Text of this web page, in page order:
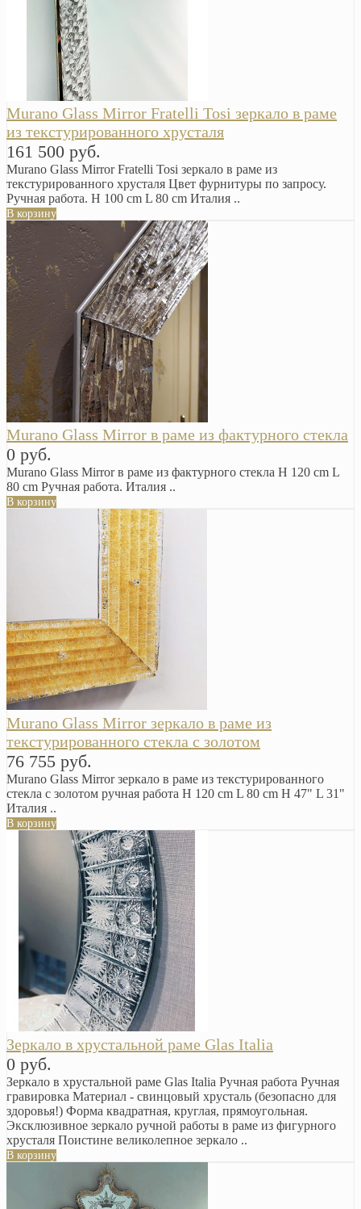
Murano Glass Mirror Fratelli Tosi зеркало в раме
из текстурированного хрусталя
161 500 руб.
Murano Glass Mirror Fratelli Tosi зеркало в раме из
текстурированного хрусталя Цвет фурнитуры по запросу.
Ручная работа. H 100 cm L 80 cm Италия ..
В корзину
Murano Glass Mirror в раме из фактурного стекла
0 руб.
Murano Glass Mirror в раме из фактурного стекла H 120 cm L
80 cm Ручная работа. Италия ..
В корзину
Murano Glass Mirror зеркало в раме из
текстурированного стекла с золотом
76 755 руб.
Murano Glass Mirror зеркало в раме из текстурированного
стекла с золотом ручная работа H 120 cm L 80 cm H 47" L 31"
Италия ..
В корзину
Зеркало в хрустальной раме Glas Italia
0 руб.
Зеркало в хрустальной раме Glas Italia Ручная работа Ручная
гравировка Материал - свинцовый хрусталь (безопасно для
здоровья!) Форма квадратная, круглая, прямоугольная.
Эксклюзивное зеркало ручной работы в раме из фигурного
хрусталя Поистине великолепное зеркало ..
В корзину